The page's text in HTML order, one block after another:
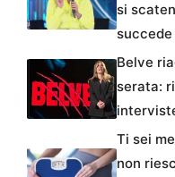
si
Belve
serata:
Ti sei
non